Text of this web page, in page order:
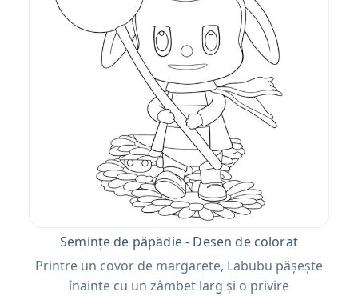
Semințe de păpădie - Desen de colorat
Printre un covor de margarete, Labubu pășește
înainte cu un zâmbet larg și o privire